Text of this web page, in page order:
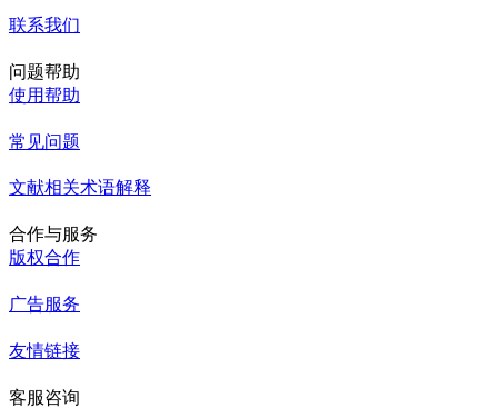
联系我们
问题帮助
使用帮助
常见问题
文献相关术语解释
合作与服务
版权合作
广告服务
友情链接
客服咨询